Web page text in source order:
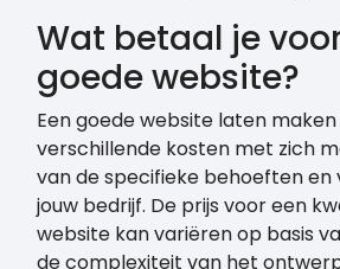
Wat betaal je
goede website?
Een goede website laten
verschillende kosten met zich
van de specifieke behoeften en
jouw bedrijf. De prijs voor een
website kan variëren op basis
de complexiteit van het